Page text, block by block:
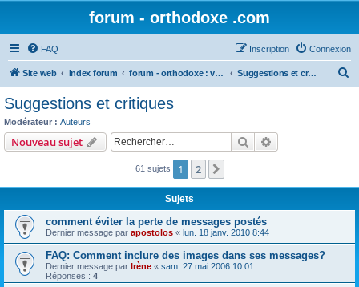
forum - orthodoxe .com
FAQ Connexion
Inscription
Site web Index forum forum - orthodoxe : vos remarques Suggestions et critiques
c
r
Suggestions et critiques
Modérateur : Auteurs
Nouveau sujet Rechercher
61 sujets 1 2
Sujets
comment éviter la perte de messages postés
Dernier message par apostolos « lun. 18 janv. 2010 8:44
FAQ: Comment inclure des images dans ses messages?
Dernier message par Irène « sam. 27 mai 2006 10:01
Réponses : 4